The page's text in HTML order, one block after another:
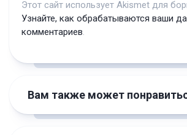
Этот сайт использует Akismet для
Узнайте, как обрабатываются ваши
комментариев.
Вам также может